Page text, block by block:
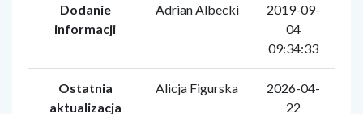
Dodanie
informacji
Adrian Albecki
2019-09-
04
09:34:33
Ostatnia
aktualizacja
Alicja Figurska
2026-04-
22